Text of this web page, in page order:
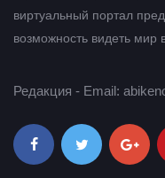
виртуальный портал
возможность видеть мир
Редакция - Email: